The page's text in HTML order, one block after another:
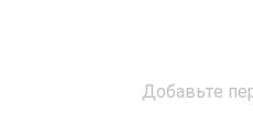
Добавьте